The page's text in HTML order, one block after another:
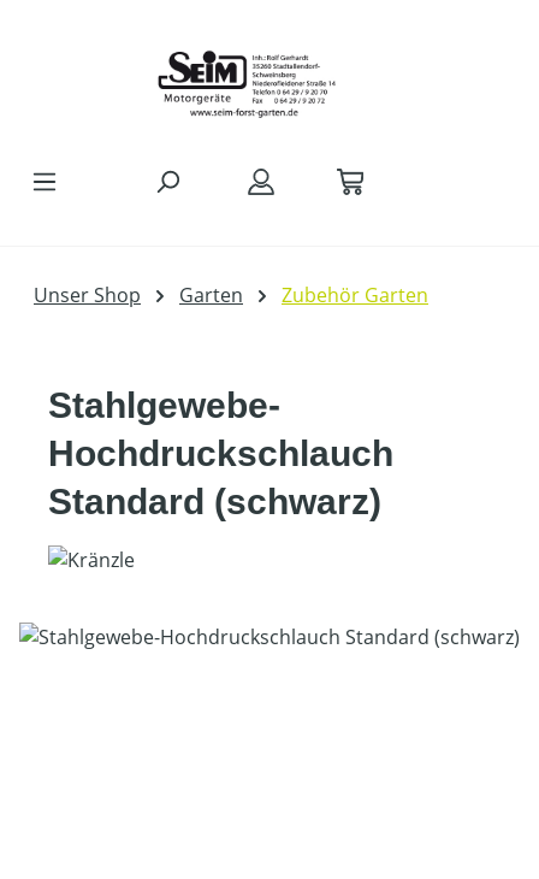
Unser Shop Garten Zubehör Garten
Stahlgewebe-
Hochdruckschlauch
Standard (schwarz)
Bildergalerie überspringen